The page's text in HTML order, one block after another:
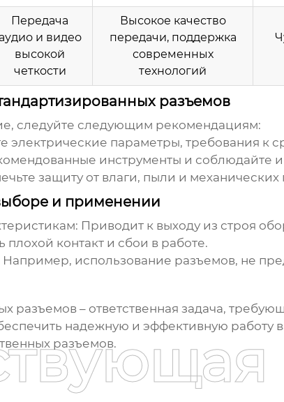
Передача
аудио и видео
высокой
четкости
Высокое качество
передачи, поддержка
современных
технологий
разъемов
следуйте следующим рекомендациям:
электрические параметры, требования к
инструменты и соблюдайте
защиту от влаги, пыли и
и применении
Приводит к выходу из строя
плохой контакт и сбои в работе.
Например, использование разъемов, не
разъемов– ответственная задача,
надежную и эффективную работу
разъемов.